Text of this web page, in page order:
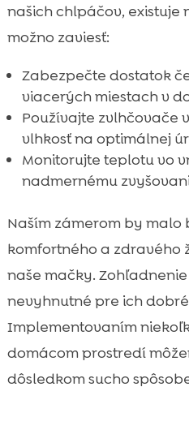
našich chlpáčov, existuje
možno zaviesť:
Zabezpečte dostatok
viacerých miestach v
Používajte zvlhčovače
vlhkosť na optimálnej
Monitorujte teplotu vo
nadmernému
Naším zámerom by
komfortného a zdravého
naše mačky.
nevyhnutné pre ich
Implementovaním
domácom prostredí
dôsledkom sucho